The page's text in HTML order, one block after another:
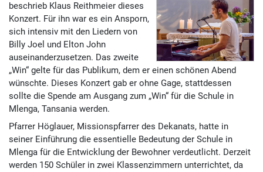
beschrieb Klaus Reithmeier dieses
Konzert. Für ihn war es ein Ansporn,
sich intensiv mit den Liedern von
Billy Joel und Elton John
auseinanderzusetzen. Das zweite
„Win“ gelte für das Publikum, dem er einen schönen Abend
wünschte. Dieses Konzert gab er ohne Gage, stattdessen
sollte die Spende am Ausgang zum „Win“ für die Schule in
Mlenga, Tansania werden.
Pfarrer Höglauer, Missionspfarrer des Dekanats, hatte in
seiner Einführung die essentielle Bedeutung der Schule in
Mlenga für die Entwicklung der Bewohner verdeutlicht. Derzeit
werden 150 Schüler in zwei Klassenzimmern unterrichtet, da